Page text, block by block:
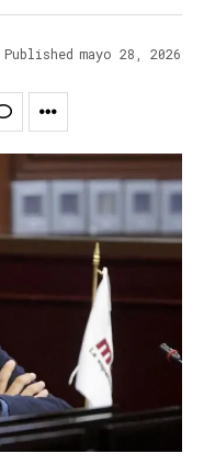
Published mayo 28, 2026